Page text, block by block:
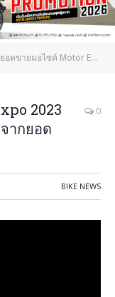
ไซค์ Motor Expo 2023 ส้อมเสียงนำโด่งแตะ 500 คัน จากยอดทั้งหมด 3,000คัน
2023
ากยอด
0
BIKE NEWS